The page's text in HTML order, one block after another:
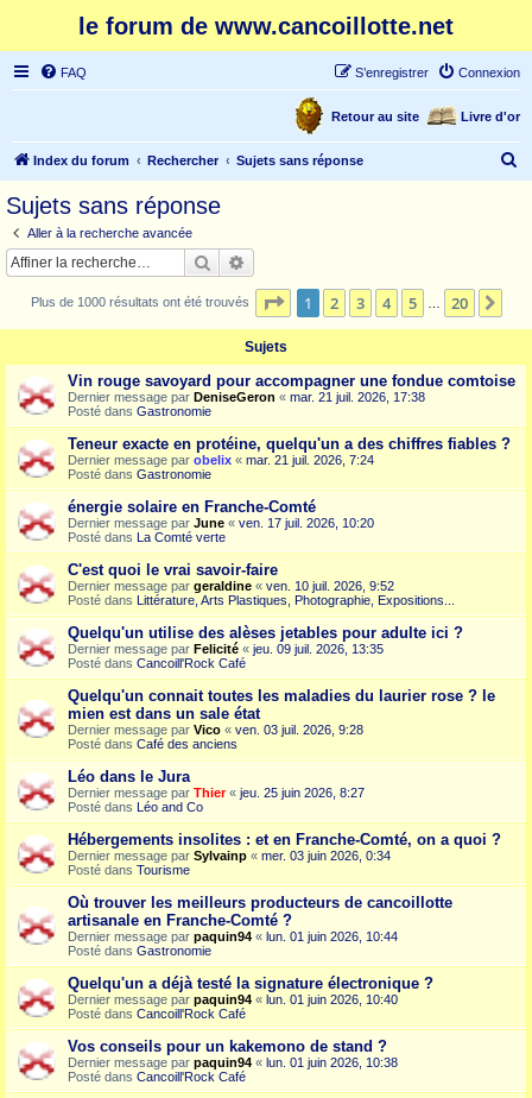
le forum de www.cancoillotte.net
FAQ Connexion
S’enregistrer
Livre d'or
Retour au site
Index du forum Rechercher Sujets sans réponse
c
Sujets sans réponse
Aller à la recherche avancée
Rechercher
Plus de 1000 résultats ont été trouvés Page 1sur20
1 2 3 4 5 20
Sujets
Vin rouge savoyard pour accompagner une fondue comtoise
Dernier message par DeniseGeron « mar. 21 juil. 2026, 17:38
Posté dans Gastronomie
Teneur exacte en protéine, quelqu'un a des chiffres fiables ?
Dernier message par obelix « mar. 21 juil. 2026, 7:24
Posté dans Gastronomie
énergie solaire en Franche-Comté
Dernier message par June « ven. 17 juil. 2026, 10:20
Posté dans La Comté verte
C'est quoi le vrai savoir-faire
Dernier message par geraldine « ven. 10 juil. 2026, 9:52
Posté dans Littérature, Arts Plastiques, Photographie, Expositions...
Quelqu'un utilise des alèses jetables pour adulte ici ?
Dernier message par Felicité « jeu. 09 juil. 2026, 13:35
Posté dans Cancoill'Rock Café
Quelqu'un connait toutes les maladies du laurier rose ? le
mien est dans un sale état
Dernier message par Vico « ven. 03 juil. 2026, 9:28
Posté dans Café des anciens
Léo dans le Jura
Dernier message par Thier« jeu. 25 juin 2026, 8:27
Posté dans Léo and Co
Hébergements insolites : et en Franche-Comté, on a quoi ?
Dernier message par Sylvainp « mer. 03 juin 2026, 0:34
Posté dans Tourisme
Où trouver les meilleurs producteurs de cancoillotte
artisanale en Franche-Comté ?
Dernier message par paquin94 « lun. 01 juin 2026, 10:44
Posté dans Gastronomie
Quelqu'un a déjà testé la signature électronique ?
Dernier message par paquin94 « lun. 01 juin 2026, 10:40
Posté dans Cancoill'Rock Café
Vos conseils pour un kakemono de stand ?
Dernier message par paquin94 « lun. 01 juin 2026, 10:38
Posté dans Cancoill'Rock Café